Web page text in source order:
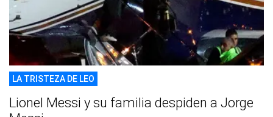
LA TRISTEZA DE LEO
Lionel Messi y su familia despiden a Jorge